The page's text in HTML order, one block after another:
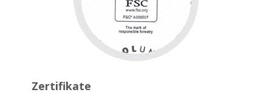
Zertifikate